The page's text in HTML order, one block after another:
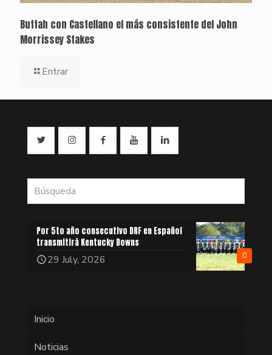
Buttah con Castellano el más consistente del John
Morrissey Stakes
Entrar
0
Por 5to año consecutivo DRF en Español
transmitirá Kentucky Downs
29 July, 2026
Inicio
Noticias